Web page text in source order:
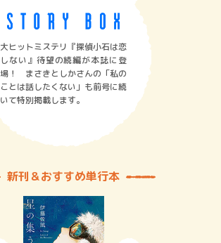
大ヒットミステリ『探偵小石は恋
しない』待望の続編が本誌に登
場！ まさきとしかさんの「私の
ことは話したくない」も前号に続
いて特別掲載します。
新刊＆おすすめ単行本